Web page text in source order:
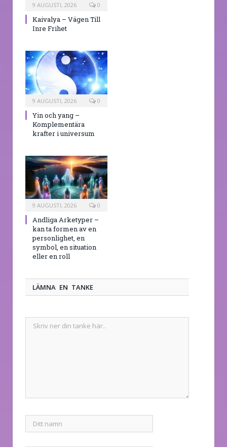
9 AUGUSTI, 2026 0
Kaivalya – Vägen Till
Inre Frihet
9 AUGUSTI, 2026 0
Yin och yang –
Komplementära
krafter i universum
9 AUGUSTI, 2026 0
Andliga Arketyper –
kan ta formen av en
personlighet, en
symbol, en situation
eller en roll
LÄMNA EN TANKE